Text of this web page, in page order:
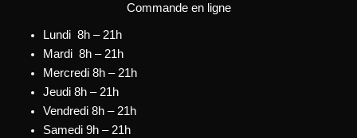
Commande en ligne
Lundi 8h – 21h
Mardi 8h – 21h
Mercredi 8h – 21h
Jeudi 8h – 21h
Vendredi 8h – 21h
Samedi 9h – 21h